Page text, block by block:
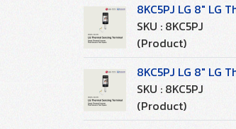
8KC5PJ LG 8" LG
SKU : 8KC5PJ
(Product)
8KC5PJ LG 8" LG
SKU : 8KC5PJ
(Product)